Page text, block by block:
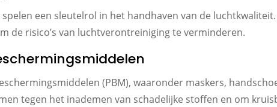
een sleutelrol in het handhaven van de
de risico’s van luchtverontreiniging te verminderen.
(PBM), waaronder maskers,
tegen het inademen van schadelijke stoffen en om